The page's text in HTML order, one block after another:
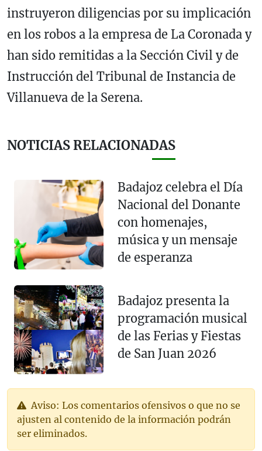
instruyeron diligencias por su implicación
en los robos a la empresa de La Coronada y
han sido remitidas a la Sección Civil y de
Instrucción del Tribunal de Instancia de
Villanueva de la Serena.
NOTICIAS RELACIONADAS
Badajoz celebra el Día
Nacional del Donante
con homenajes,
música y un mensaje
de esperanza
Badajoz presenta la
programación musical
de las Ferias y Fiestas
de San Juan 2026
Aviso: Los comentarios ofensivos o que no se
ajusten al contenido de la información podrán
ser eliminados.